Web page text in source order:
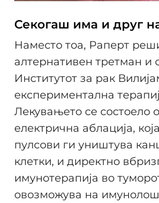
Секогаш има и друг
Наместо тоа, Раперт
алтернативен третман и
Институтот за рак
експериментална
Лекувањето се состоело
електрична аблација,
пулсови ги уништува
клетки, и директно
имунотерапија во
овозможува на